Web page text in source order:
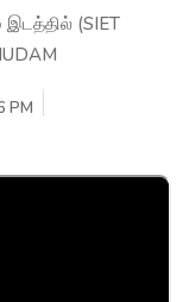
(SIET
PM